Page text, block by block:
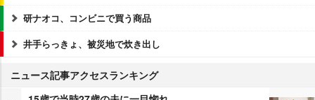
研ナオコ、コンビニで買う商品
井手らっきょ、被災地で炊き出し
ニュース記事アクセスランキング